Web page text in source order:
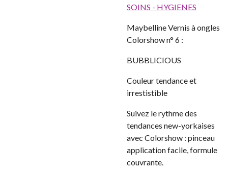
SOINS - HYGIENES
Maybelline Vernis à ongles
Colorshow n° 6 :
BUBBLICIOUS
Couleur tendance et
irrestistible
Suivez le rythme des
tendances new-yorkaises
avec Colorshow : pinceau
application facile, formule
couvrante.